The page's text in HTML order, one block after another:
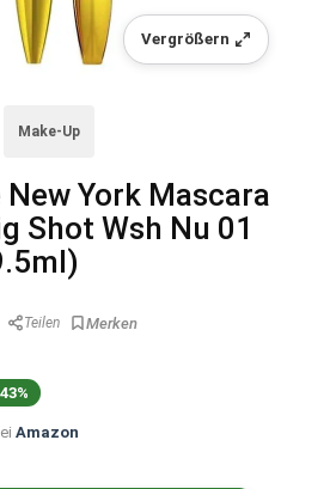
Vergrößern
Make-Up
York Mascara
Shot Wsh Nu 01
Teilen
Amazon